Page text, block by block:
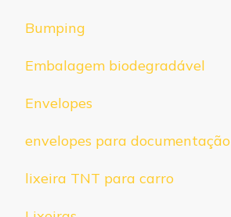
Bumping
Embalagem biodegradável
Envelopes
envelopes para documentação
lixeira TNT para carro